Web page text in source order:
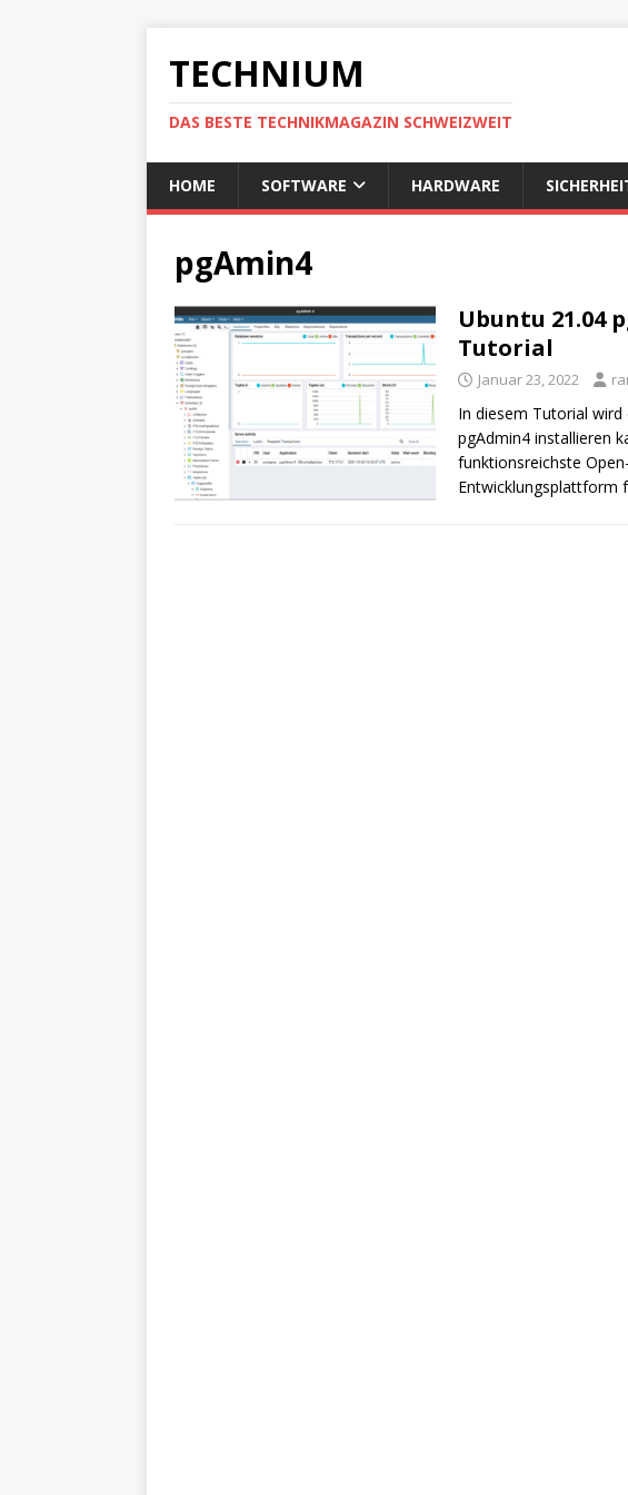
TECHNIUM
DAS BESTE TECHNIKMAGAZIN SCHWEIZWEIT
HOME SOFTWARE HARDWARE
pgAmin4
Ubuntu 21.04
Tutorial
Januar 23, 2022
In diesem Tutorial
pgAdmin4 installieren
funktionsreichste
Entwicklungsplattform